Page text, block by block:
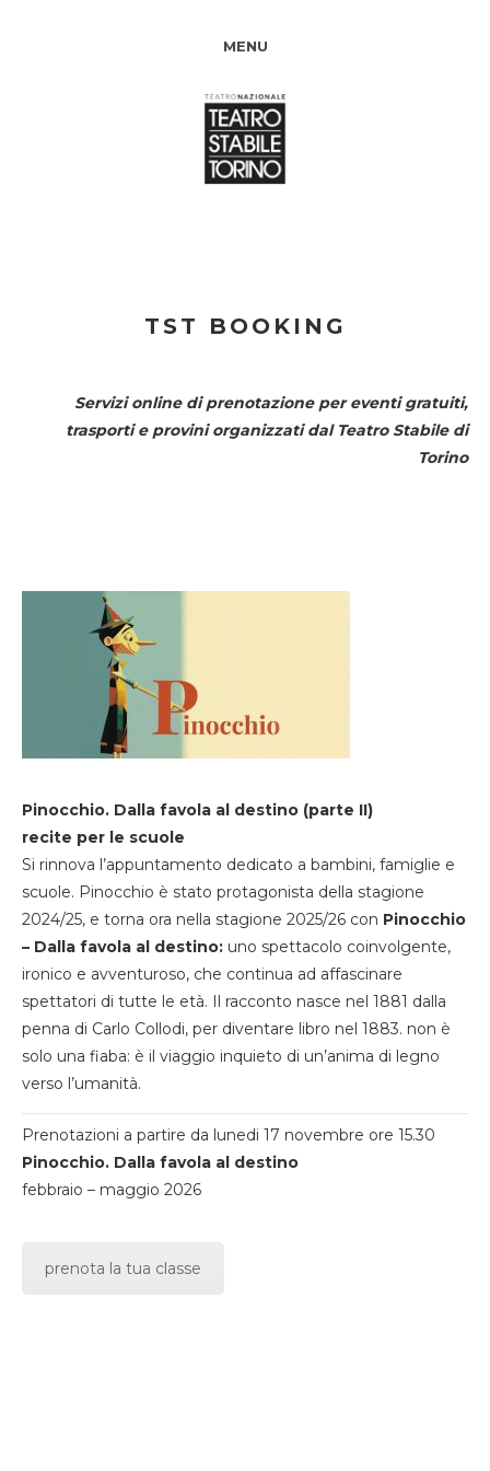
MENU
TST BOOKING
Servizi online di prenotazione per eventi gratuiti,
trasporti e provini organizzati dal Teatro Stabile di
Torino
Pinocchio. Dalla favola al destino (parte II)
recite per le scuole
Si rinnova l’appuntamento dedicato a bambini, famiglie e
scuole. Pinocchio è stato protagonista della stagione
2024/25, e torna ora nella stagione 2025/26 con Pinocchio
– Dalla favola al destino: uno spettacolo coinvolgente,
ironico e avventuroso, che continua ad affascinare
spettatori di tutte le età. Il racconto nasce nel 1881 dalla
penna di Carlo Collodi, per diventare libro nel 1883. non è
solo una fiaba: è il viaggio inquieto di un’anima di legno
verso l’umanità.
Prenotazioni a partire da lunedi 17 novembre ore 15.30
Pinocchio. Dalla favola al destino
febbraio – maggio 2026
prenota la tua classe